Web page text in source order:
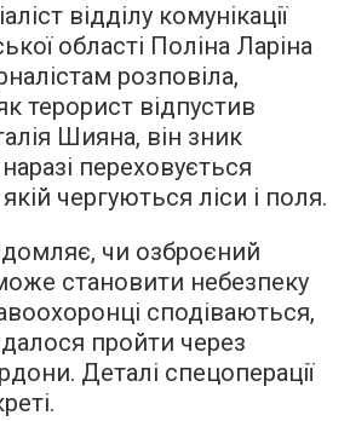
відділу комунікації
області Поліна Ларіна
розповіла,
терорист відпустив
Шияна, він зник
переховується
якій чергуються ліси і поля.
чи озброєний
становити небезпеку
сподіваються,
пройти через
Деталі спецоперації